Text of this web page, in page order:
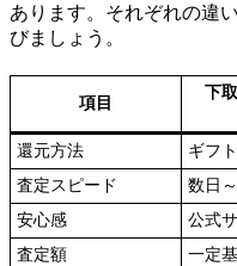
あります。それぞれの違
びましょう。
項目
下
還元方法 ギフ
査定スピード
数日
安心感
公式
査定額
一定